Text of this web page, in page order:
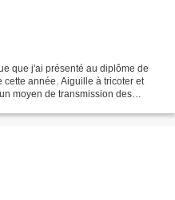
que j'ai présenté au diplôme de
année. Aiguille à tricoter et
moyen de transmission des